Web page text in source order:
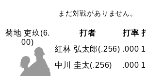
菊地 吏玖 (6.
00)
まだ対戦がありません。
打者 打率
紅林 弘太郎(.256) .000 1
中川 圭太(.256) .000 1